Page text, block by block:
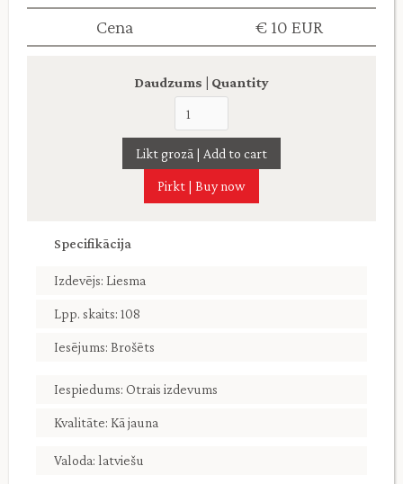
Cena € 10 EUR
Daudzums | Quantity
Pirkt | Buy now
Specifikācija
Izdevējs: Liesma
Lpp. skaits: 108
Iesējums: Brošēts
Iespiedums: Otrais izdevums
Kvalitāte: Kā jauna
Valoda: latviešu